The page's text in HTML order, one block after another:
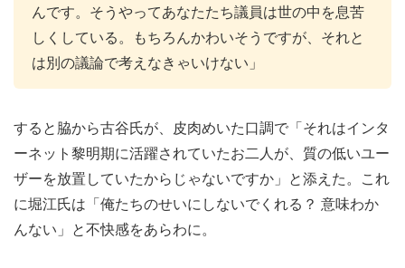
んです。そうやってあなたたち議員は世の中を息苦
しくしている。もちろんかわいそうですが、それと
は別の議論で考えなきゃいけない」
すると脇から古谷氏が、皮肉めいた口調で「それはインタ
ーネット黎明期に活躍されていたお二人が、質の低いユー
ザーを放置していたからじゃないですか」と添えた。これ
に堀江氏は「俺たちのせいにしないでくれる？ 意味わか
んない」と不快感をあらわに。